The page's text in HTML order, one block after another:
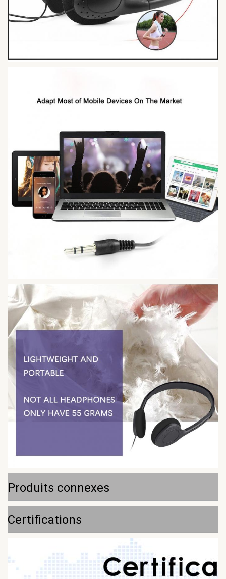
Produits connexes
Certifications